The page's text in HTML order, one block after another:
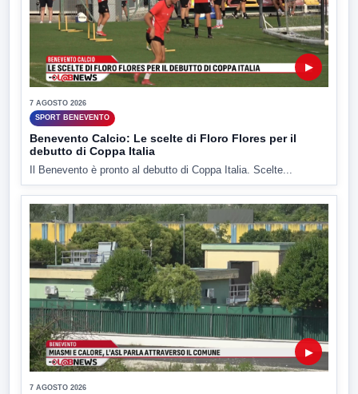
▶
7 AGOSTO 2026
SPORT BENEVENTO
Benevento Calcio: Le scelte di Floro Flores per il
debutto di Coppa Italia
Il Benevento è pronto al debutto di Coppa Italia. Scelte...
▶
7 AGOSTO 2026